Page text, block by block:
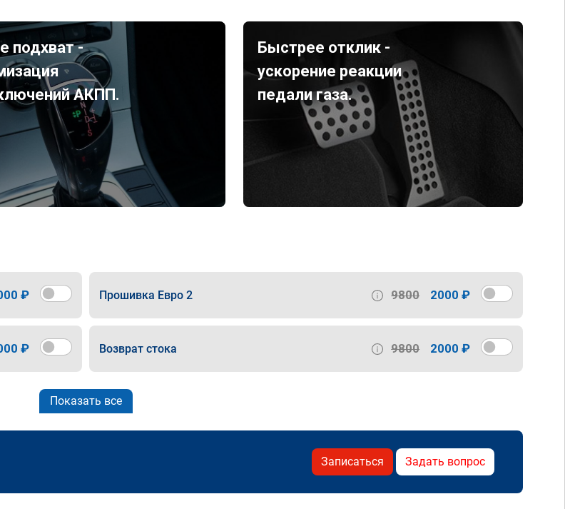
подхват -
АКПП.
Быстрее отклик -
ускорение реакции
педали газа.
₽ Прошивка Евро 2 9800 2000 ₽
₽ Возврат стока 9800 2000 ₽
Показать все
Записаться Задать вопрос